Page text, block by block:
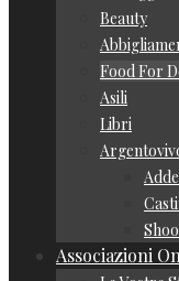
Beauty
Food For
Asili
Libri
Associazioni